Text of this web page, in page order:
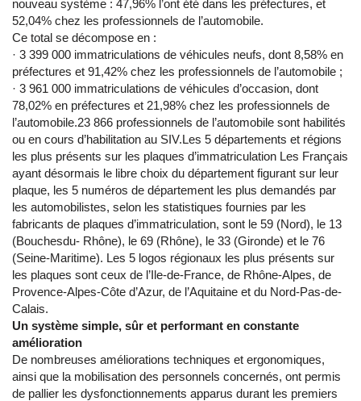
nouveau système : 47,96% l’ont été dans les préfectures, et
52,04% chez les professionnels de l’automobile.
Ce total se décompose en :
· 3 399 000 immatriculations de véhicules neufs, dont 8,58% en
préfectures et 91,42% chez les professionnels de l’automobile ;
· 3 961 000 immatriculations de véhicules d’occasion, dont
78,02% en préfectures et 21,98% chez les professionnels de
l’automobile.23 866 professionnels de l’automobile sont habilités
ou en cours d’habilitation au SIV.Les 5 départements et régions
les plus présents sur les plaques d’immatriculation Les Français
ayant désormais le libre choix du département figurant sur leur
plaque, les 5 numéros de département les plus demandés par
les automobilistes, selon les statistiques fournies par les
fabricants de plaques d’immatriculation, sont le 59 (Nord), le 13
(Bouchesdu- Rhône), le 69 (Rhône), le 33 (Gironde) et le 76
(Seine-Maritime). Les 5 logos régionaux les plus présents sur
les plaques sont ceux de l’Ile-de-France, de Rhône-Alpes, de
Provence-Alpes-Côte d’Azur, de l’Aquitaine et du Nord-Pas-de-
Calais.
Un système simple, sûr et performant en constante
amélioration
De nombreuses améliorations techniques et ergonomiques,
ainsi que la mobilisation des personnels concernés, ont permis
de pallier les dysfonctionnements apparus durant les premiers